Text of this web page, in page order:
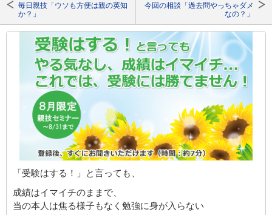
毎日親技「ウソも方便は親の英知
か？」
今回の相談「過去問やっちゃダメ
なの？」
「受験はする！」と言っても、
成績はイマイチのままで、
当の本人は焦る様子もなく勉強に身が入らない